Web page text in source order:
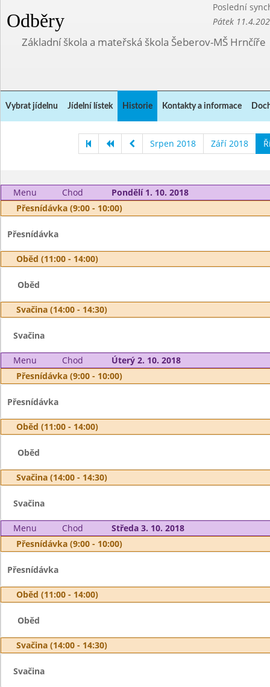
Odběry
Poslední
Pátek
Základní škola a mateřská škola Šeberov-MŠ Hrnčíře
Vybrat jídelnu Jídelní lístek Historie Kontakty a informace
Srpen 2018 Září 2018
Menu Chod
Pondělí 1. 10. 2018
Přesnídávka (9:00 - 10:00)
Přesnídávka
Oběd (11:00 - 14:00)
Oběd
Svačina (14:00 - 14:30)
Svačina
Menu Chod
Úterý 2. 10. 2018
Přesnídávka (9:00 - 10:00)
Přesnídávka
Oběd (11:00 - 14:00)
Oběd
Svačina (14:00 - 14:30)
Svačina
Menu Chod
Středa 3. 10. 2018
Přesnídávka (9:00 - 10:00)
Přesnídávka
Oběd (11:00 - 14:00)
Oběd
Svačina (14:00 - 14:30)
Svačina